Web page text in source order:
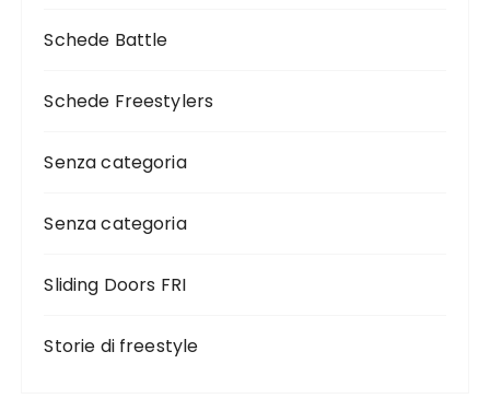
Schede Battle
Schede Freestylers
Senza categoria
Senza categoria
Sliding Doors FRI
Storie di freestyle